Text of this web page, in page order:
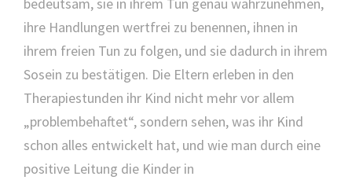
ihre Handlungen wertfrei zu benennen, ihnen in
ihrem freien Tun zu folgen, und sie dadurch in ihrem
Sosein zu bestätigen. Die Eltern erleben in den
Therapiestunden ihr Kind nicht mehr vor allem
„problembehaftet“, sondern sehen, was ihr Kind
schon alles entwickelt hat, und wie man durch eine
positive Leitung die Kinder in